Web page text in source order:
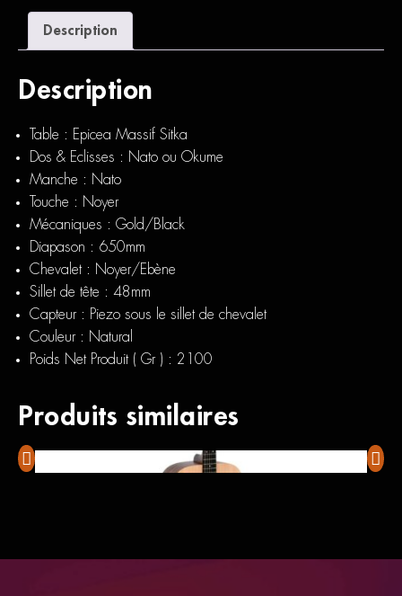
Description
Description
Table : Epicea Massif Sitka
Dos & Eclisses : Nato ou Okume
Manche : Nato
Touche : Noyer
Mécaniques : Gold/Black
Diapason : 650mm
Chevalet : Noyer/Ebène
Sillet de tête : 48mm
Capteur : Piezo sous le sillet de chevalet
Couleur : Natural
Poids Net Produit ( Gr ) : 2100
Produits similaires